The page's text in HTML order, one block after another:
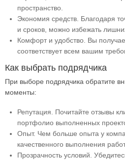
пространство.
Экономия средств. Благодаря
и сроков, можно избежать
Комфорт и удобство. Вы
соответствует всем вашим
Как выбрать подрядчика
При выборе подрядчика обратите
моменты:
Репутация. Почитайте отзывы
портфолио выполненных
Опыт. Чем больше опыта у
качественного выполнения
Прозрачность условий.